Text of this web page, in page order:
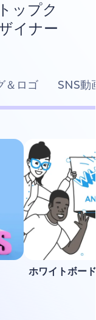
ップク
イナー
＆ロゴ SNS動